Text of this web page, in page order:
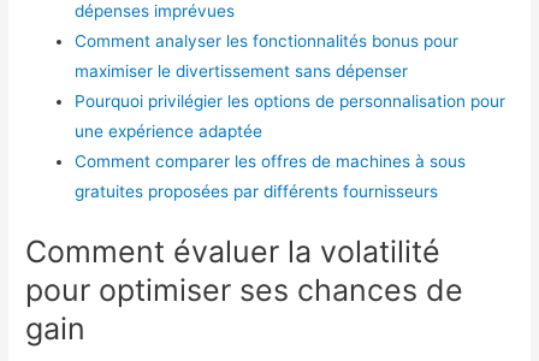
dépenses imprévues
Comment analyser les fonctionnalités bonus pour
maximiser le divertissement sans dépenser
Pourquoi privilégier les options de personnalisation pour
une expérience adaptée
Comment comparer les offres de machines à sous
gratuites proposées par différents fournisseurs
Comment évaluer la volatilité
pour optimiser ses chances de
gain